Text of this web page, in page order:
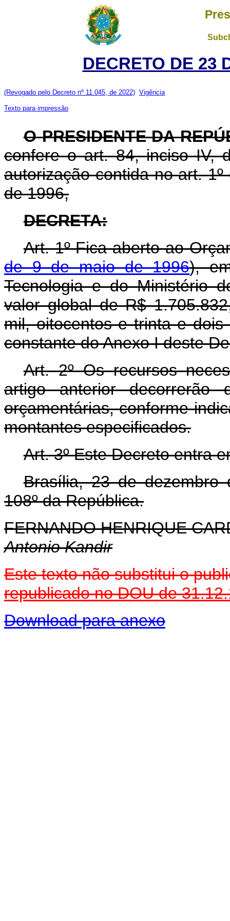
DECRETO DE 23
(Revogado pelo Decreto nº 11.045, de 2022) Vigência
Texto para impressão
O PRESIDENTE DA
confere o art. 84, inciso IV,
autorização contida no art.
de 1996,
DECRETA:
Art. 1º Fica aberto ao
de 9 de maio de 1996),
Tecnologia e do Ministério
valor global de R$
mil, oitocentos e trinta e
constante do Anexo I deste
Art. 2º Os recursos
artigo anterior decorrerão
orçamentárias, conforme
montantes especificados.
Art. 3º Este Decreto entra
Brasília, 23 de dezembro
108º da República.
FERNANDO HENRIQUE
Antonio Kandir
Este texto não substitui o
republicado no DOU de
Download para anexo